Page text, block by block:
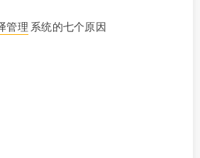
管理 系统的七个原因